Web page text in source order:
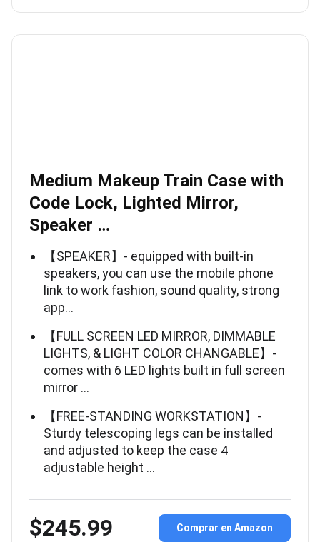
Medium Makeup Train Case with
Code Lock, Lighted Mirror,
Speaker …
【SPEAKER】- equipped with built-in
speakers, you can use the mobile phone
link to work fashion, sound quality, strong
app…
【FULL SCREEN LED MIRROR, DIMMABLE
LIGHTS, & LIGHT COLOR CHANGABLE】-
comes with 6 LED lights built in full screen
mirror …
【FREE-STANDING WORKSTATION】-
Sturdy telescoping legs can be installed
and adjusted to keep the case 4
adjustable height …
$245.99 Comprar en Amazon